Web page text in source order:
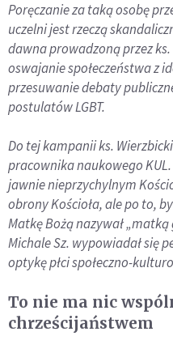
Poręczanie za taką osobę
uczelni jest rzeczą
dawna prowadzoną przez
oswajanie społeczeństwa z
przesuwanie debaty
postulatów LGBT.
Do tej kampanii ks.
pracownika naukowego
jawnie nieprzychylnym
obrony Kościoła, ale po to,
Matkę Bożą nazywał
Michale Sz. wypowiadał się
optykę płci społeczno-
To nie ma nic
chrześcijaństwem